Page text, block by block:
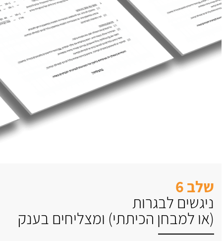
שלב 6
ניגשים לבגרות
(או למבחן הכיתתי) ומצליחים בענק